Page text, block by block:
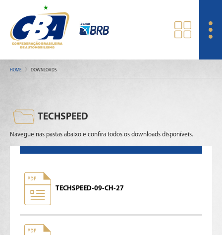
HOME DOWNLOADS
TECHSPEED
Navegue nas pastas abaixo e confira todos os downloads disponíveis.
TECHSPEED-09-CH-27